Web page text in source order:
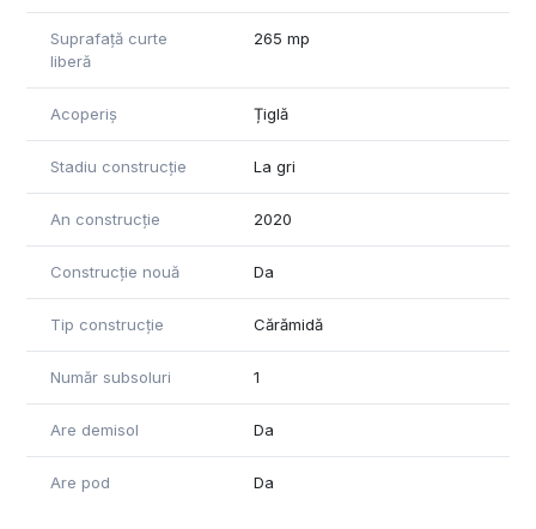
Suprafață curte
liberă
265 mp
Acoperiș Țiglă
Stadiu construcție La gri
An construcție 2020
Construcție nouă Da
Tip construcție Cărămidă
Număr subsoluri 1
Are demisol Da
Are pod Da